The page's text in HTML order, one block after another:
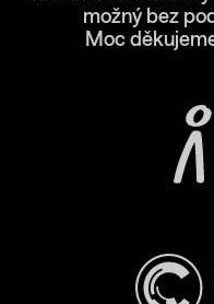
možný bez
Moc